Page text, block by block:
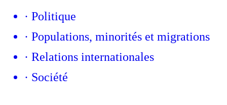
· Politique
· Populations, minorités et migrations
· Relations internationales
· Société